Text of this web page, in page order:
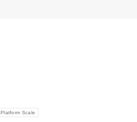
Platform Scale